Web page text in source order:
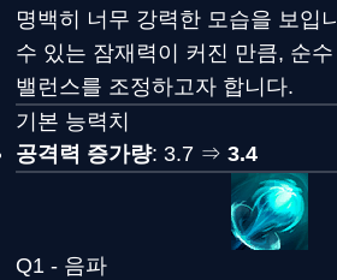
명백히 너무 강력한 모습을 보입
수 있는 잠재력이 커진 만큼, 순
밸런스를 조정하고자 합니다.
기본 능력치
공격력 증가량: 3.7 ⇒ 3.4
Q1 - 음파